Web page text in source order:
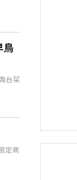
鳥
台菜
定商